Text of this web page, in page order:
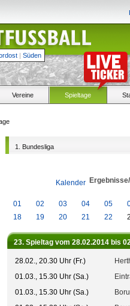
| Süden
Vereine Spieltage
1. Bundesliga
Kalender
01 02 03 04 05
18
19 20 21 22
23. Spieltag vom 28.02.2014 bis
28.02., 20.30 Uhr (Fr.)
01.03., 15.30 Uhr (Sa.)
01.03., 15.30 Uhr (Sa.)